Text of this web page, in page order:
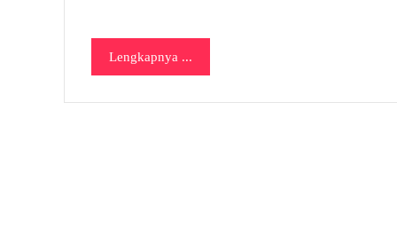
Lengkapnya ...